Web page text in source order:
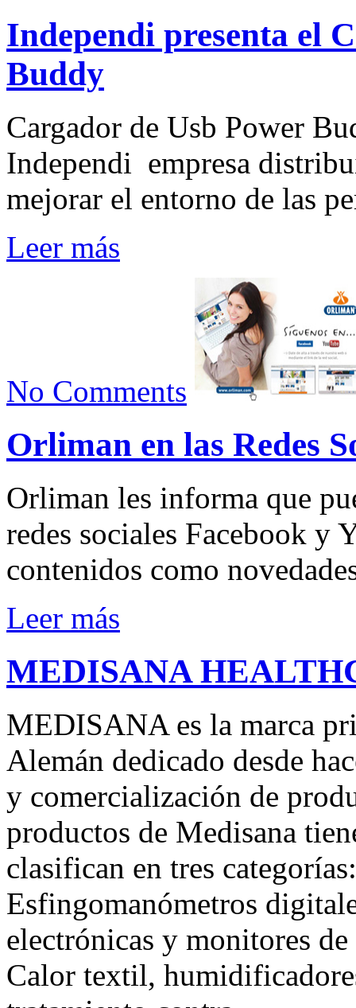
Independi presenta el
Buddy
Cargador de Usb Power
Independi empresa
mejorar el entorno de las
Leer más
No Comments
Orliman en las Redes
Orliman les informa que
redes sociales Facebook y
contenidos como
Leer más
MEDISANA
MEDISANA es la marca
Alemán dedicado desde
y comercialización de
productos de Medisana
clasifican en tres
Esfingomanómetros
electrónicas y monitores
Calor textil,